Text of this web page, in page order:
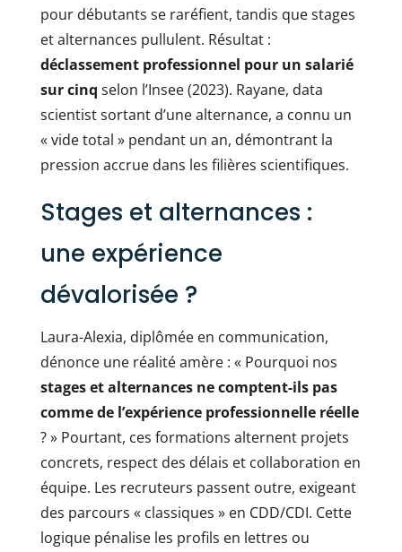
pour débutants se raréfient, tandis que stages
et alternances pullulent. Résultat :
déclassement professionnel pour un salarié
sur cinq selon l’Insee (2023). Rayane, data
scientist sortant d’une alternance, a connu un
« vide total » pendant un an, démontrant la
pression accrue dans les filières scientifiques.
Stages et alternances :
une expérience
dévalorisée ?
Laura-Alexia, diplômée en communication,
dénonce une réalité amère : « Pourquoi nos
stages et alternances ne comptent-ils pas
comme de l’expérience professionnelle réelle
? » Pourtant, ces formations alternent projets
concrets, respect des délais et collaboration en
équipe. Les recruteurs passent outre, exigeant
des parcours « classiques » en CDD/CDI. Cette
logique pénalise les profils en lettres ou